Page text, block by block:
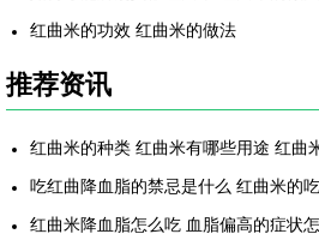
红曲米的功效 红曲米的做法
推荐资讯
吃红曲降血脂的禁忌是什么 红曲米的
红曲米降血脂怎么吃 血脂偏高的症状